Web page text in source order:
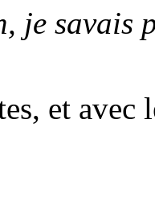
je savais
et